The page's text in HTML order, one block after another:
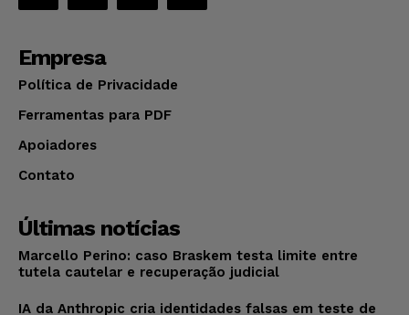
Empresa
Política de Privacidade
Ferramentas para PDF
Apoiadores
Contato
Últimas notícias
Marcello Perino: caso Braskem testa limite entre
tutela cautelar e recuperação judicial
IA da Anthropic cria identidades falsas em teste de